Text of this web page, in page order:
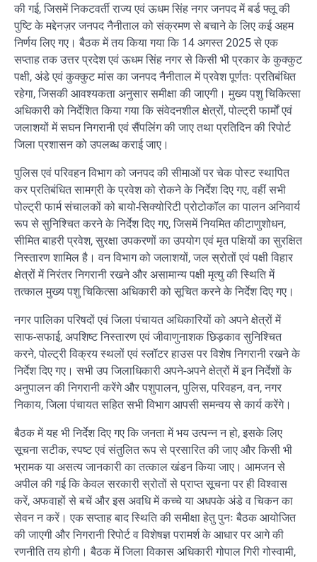
की गई, जिसमें निकटवर्ती राज्य एवं ऊधम सिंह नगर जनपद में बर्ड फ्लू की
पुष्टि के मद्देनज़र जनपद नैनीताल को संक्रमण से बचाने के लिए कई अहम
निर्णय लिए गए। बैठक में तय किया गया कि 14 अगस्त 2025 से एक
सप्ताह तक उत्तर प्रदेश एवं ऊधम सिंह नगर से किसी भी प्रकार के कुक्कुट
पक्षी, अंडे एवं कुक्कुट मांस का जनपद नैनीताल में प्रवेश पूर्णतः प्रतिबंधित
रहेगा, जिसकी आवश्यकता अनुसार समीक्षा की जाएगी। मुख्य पशु चिकित्सा
अधिकारी को निर्देशित किया गया कि संवेदनशील क्षेत्रों, पोल्ट्री फार्मों एवं
जलाशयों में सघन निगरानी एवं सैंपलिंग की जाए तथा प्रतिदिन की रिपोर्ट
जिला प्रशासन को उपलब्ध कराई जाए।
पुलिस एवं परिवहन विभाग को जनपद की सीमाओं पर चेक पोस्ट स्थापित
कर प्रतिबंधित सामग्री के प्रवेश को रोकने के निर्देश दिए गए, वहीं सभी
पोल्ट्री फार्म संचालकों को बायो-सिक्योरिटी प्रोटोकॉल का पालन अनिवार्य
रूप से सुनिश्चित करने के निर्देश दिए गए, जिसमें नियमित कीटाणुशोधन,
सीमित बाहरी प्रवेश, सुरक्षा उपकरणों का उपयोग एवं मृत पक्षियों का सुरक्षित
निस्तारण शामिल है। वन विभाग को जलाशयों, जल स्रोतों एवं पक्षी विहार
क्षेत्रों में निरंतर निगरानी रखने और असामान्य पक्षी मृत्यु की स्थिति में
तत्काल मुख्य पशु चिकित्सा अधिकारी को सूचित करने के निर्देश दिए गए।
नगर पालिका परिषदों एवं जिला पंचायत अधिकारियों को अपने क्षेत्रों में
साफ-सफाई, अपशिष्ट निस्तारण एवं जीवाणुनाशक छिड़काव सुनिश्चित
करने, पोल्ट्री विक्रय स्थलों एवं स्लॉटर हाउस पर विशेष निगरानी रखने के
निर्देश दिए गए। सभी उप जिलाधिकारी अपने-अपने क्षेत्रों में इन निर्देशों के
अनुपालन की निगरानी करेंगे और पशुपालन, पुलिस, परिवहन, वन, नगर
निकाय, जिला पंचायत सहित सभी विभाग आपसी समन्वय से कार्य करेंगे।
बैठक में यह भी निर्देश दिए गए कि जनता में भय उत्पन्न न हो, इसके लिए
सूचना सटीक, स्पष्ट एवं संतुलित रूप से प्रसारित की जाए और किसी भी
भ्रामक या असत्य जानकारी का तत्काल खंडन किया जाए। आमजन से
अपील की गई कि केवल सरकारी स्रोतों से प्राप्त सूचना पर ही विश्वास
करें, अफवाहों से बचें और इस अवधि में कच्चे या अधपके अंडे व चिकन का
सेवन न करें। एक सप्ताह बाद स्थिति की समीक्षा हेतु पुनः बैठक आयोजित
की जाएगी और निगरानी रिपोर्ट व विशेषज्ञ परामर्श के आधार पर आगे की
रणनीति तय होगी। बैठक में जिला विकास अधिकारी गोपाल गिरी गोस्वामी,